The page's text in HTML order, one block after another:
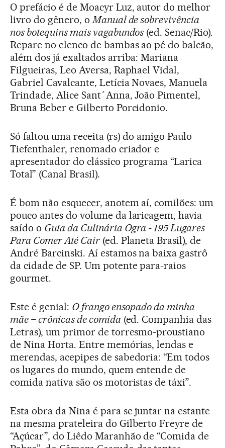
O prefácio é de Moacyr Luz, autor do melhor
livro do gênero, o Manual de sobrevivência
nos botequins mais vagabundos (ed. Senac/Rio).
Repare no elenco de bambas ao pé do balcão,
além dos já exaltados arriba: Mariana
Filgueiras, Leo Aversa, Raphael Vidal,
Gabriel Cavalcante, Letícia Novaes, Manuela
Trindade, Alice Sant´Anna, João Pimentel,
Bruna Beber e Gilberto Porcidonio.
Só faltou uma receita (rs) do amigo Paulo
Tiefenthaler, renomado criador e
apresentador do clássico programa “Larica
Total” (Canal Brasil).
É bom não esquecer, anotem aí, comilões: um
pouco antes do volume da laricagem, havia
saído o Guia da Culinária Ogra - 195 Lugares
Para Comer Até Cair(ed. Planeta Brasil), de
André Barcinski. Aí estamos na baixa gastrô
da cidade de SP. Um potente para-raios
gourmet.
Este é genial: O frango ensopado da minha
mãe – crônicas de comida (ed. Companhia das
Letras), um primor de torresmo-proustiano
de Nina Horta. Entre memórias, lendas e
merendas, acepipes de sabedoria: “Em todos
os lugares do mundo, quem entende de
comida nativa são os motoristas de táxi”.
Esta obra da Nina é para se juntar na estante
na mesma prateleira do Gilberto Freyre de
“Açúcar”, do Liêdo Maranhão de “Comida de